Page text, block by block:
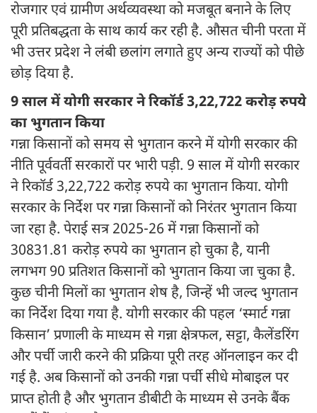
रोजगार एवं ग्रामीण अर्थव्यवस्था को मजबूत बनाने के लिए
पूरी प्रतिबद्धता के साथ कार्य कर रही है. औसत चीनी परता में
भी उत्तर प्रदेश ने लंबी छलांग लगाते हुए अन्य राज्यों को पीछे
छोड़ दिया है.
9 साल में योगी सरकार ने रिकॉर्ड 3,22,722 करोड़ रुपये
का भुगतान किया
गन्ना किसानों को समय से भुगतान करने में योगी सरकार की
नीति पूर्ववर्ती सरकारों पर भारी पड़ी. 9 साल में योगी सरकार
ने रिकॉर्ड 3,22,722 करोड़ रुपये का भुगतान किया. योगी
सरकार के निर्देश पर गन्ना किसानों को निरंतर भुगतान किया
जा रहा है. पेराई सत्र 2025-26 में गन्ना किसानों को
30831.81 करोड़ रुपये का भुगतान हो चुका है, यानी
लगभग 90 प्रतिशत किसानों को भुगतान किया जा चुका है.
कुछ चीनी मिलों का भुगतान शेष है, जिन्हें भी जल्द भुगतान
का निर्देश दिया गया है. योगी सरकार की पहल ‘स्मार्ट गन्ना
किसान’ प्रणाली के माध्यम से गन्ना क्षेत्रफल, सट्टा, कैलेंडरिंग
और पर्ची जारी करने की प्रक्रिया पूरी तरह ऑनलाइन कर दी
गई है. अब किसानों को उनकी गन्ना पर्ची सीधे मोबाइल पर
प्राप्त होती है और भुगतान डीबीटी के माध्यम से उनके बैंक